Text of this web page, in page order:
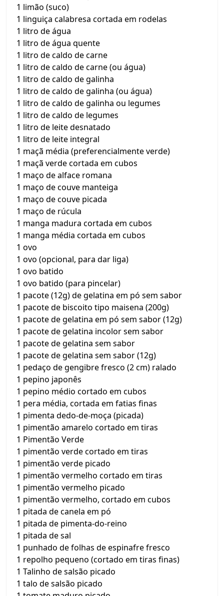
1 limão (suco)
1 linguiça calabresa cortada em rodelas
1 litro de água
1 litro de água quente
1 litro de caldo de carne
1 litro de caldo de carne (ou água)
1 litro de caldo de galinha
1 litro de caldo de galinha (ou água)
1 litro de caldo de galinha ou legumes
1 litro de caldo de legumes
1 litro de leite desnatado
1 litro de leite integral
1 maçã média (preferencialmente verde)
1 maçã verde cortada em cubos
1 maço de alface romana
1 maço de couve manteiga
1 maço de couve picada
1 maço de rúcula
1 manga madura cortada em cubos
1 manga média cortada em cubos
1 ovo
1 ovo (opcional, para dar liga)
1 ovo batido
1 ovo batido (para pincelar)
1 pacote (12g) de gelatina em pó sem sabor
1 pacote de biscoito tipo maisena (200g)
1 pacote de gelatina em pó sem sabor (12g)
1 pacote de gelatina incolor sem sabor
1 pacote de gelatina sem sabor
1 pacote de gelatina sem sabor (12g)
1 pedaço de gengibre fresco (2 cm) ralado
1 pepino japonês
1 pepino médio cortado em cubos
1 pera média, cortada em fatias finas
1 pimenta dedo-de-moça (picada)
1 pimentão amarelo cortado em tiras
1 Pimentão Verde
1 pimentão verde cortado em tiras
1 pimentão verde picado
1 pimentão vermelho cortado em tiras
1 pimentão vermelho picado
1 pimentão vermelho, cortado em cubos
1 pitada de canela em pó
1 pitada de pimenta-do-reino
1 pitada de sal
1 punhado de folhas de espinafre fresco
1 repolho pequeno (cortado em tiras finas)
1 Talinho de salsão picado
1 talo de salsão picado